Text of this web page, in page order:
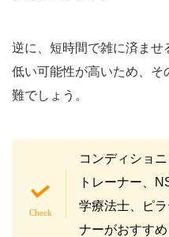
逆に、短時間で雑に済ま
低い可能性が高いため、
難でしょう。
コンディショ
トレーナー、
学療法士、ピ
ナーがおすすめ